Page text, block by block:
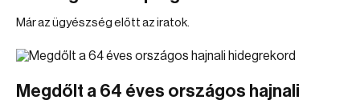
Már az ügyészség előtt az iratok.
Megdőlt a 64 éves országos hajnali